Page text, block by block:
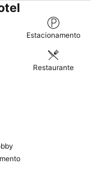
Estacionamento
Restaurante